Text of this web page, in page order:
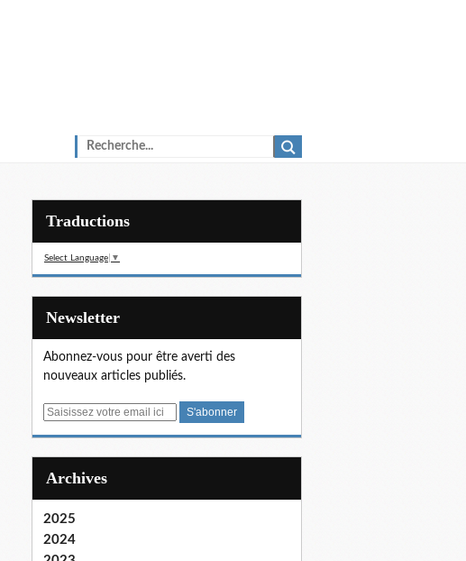
Traductions
Select Language ▼
Newsletter
Abonnez-vous pour être averti des
nouveaux articles publiés.
E
Archives
2025
2024